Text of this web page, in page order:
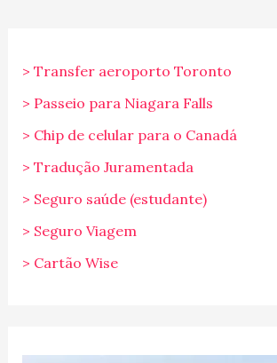
> Transfer aeroporto Toronto
> Passeio para Niagara Falls
> Chip de celular para o Canadá
> Tradução Juramentada
> Seguro saúde (estudante)
> Seguro Viagem
> Cartão Wise